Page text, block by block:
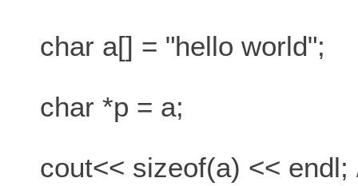
char a[] = "hello world";
char *p = a;
cout<< sizeof(a) << endl;